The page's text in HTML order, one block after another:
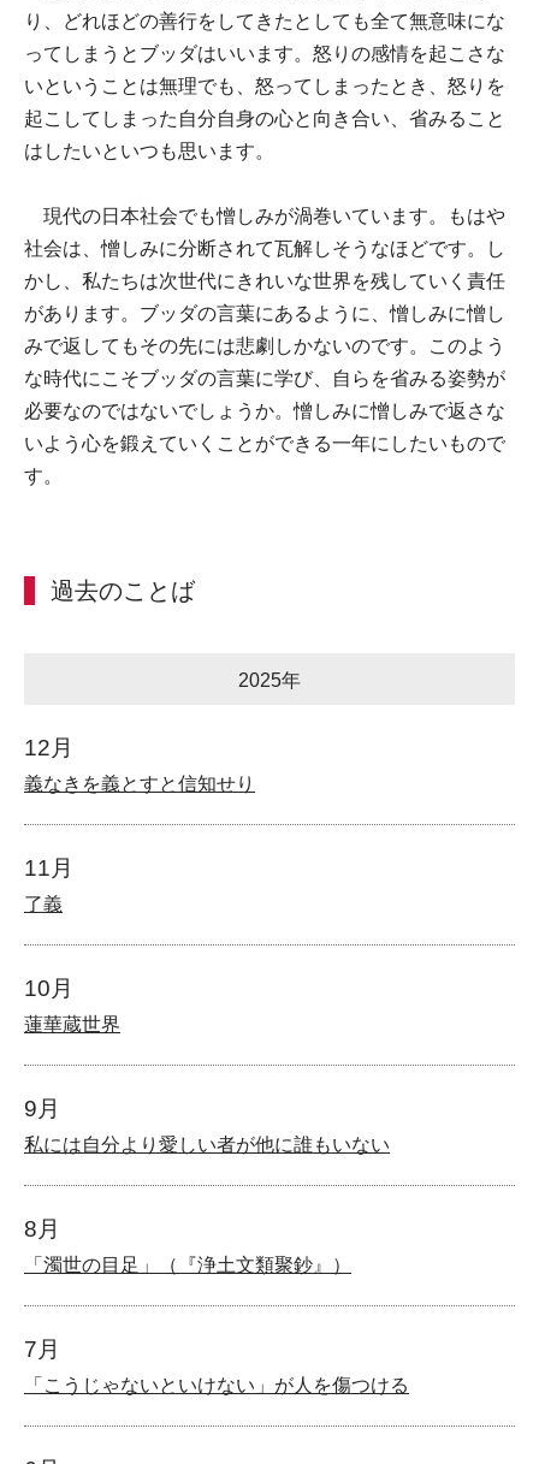
り、どれほどの善行をしてきたとしても全て無意味にな
ってしまうとブッダはいいます。怒りの感情を起こさな
いということは無理でも、怒ってしまったとき、怒りを
起こしてしまった自分自身の心と向き合い、省みること
はしたいといつも思います。
現代の日本社会でも憎しみが渦巻いています。もはや
社会は、憎しみに分断されて瓦解しそうなほどです。し
かし、私たちは次世代にきれいな世界を残していく責任
があります。ブッダの言葉にあるように、憎しみに憎し
みで返してもその先には悲劇しかないのです。このよう
な時代にこそブッダの言葉に学び、自らを省みる姿勢が
必要なのではないでしょうか。憎しみに憎しみで返さな
いよう心を鍛えていくことができる一年にしたいもので
す。
過去のことば
2025年
12月
義なきを義とすと信知せり
11月
了義
10月
蓮華蔵世界
9月
私には自分より愛しい者が他に誰もいない
8月
「濁世の目足」（『浄土文類聚鈔』）
7月
「こうじゃないといけない」が人を傷つける